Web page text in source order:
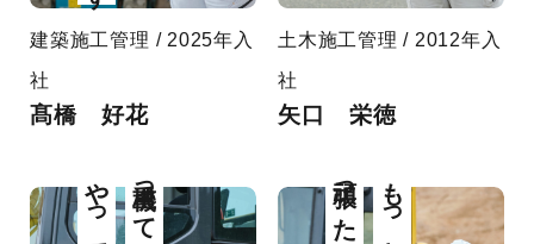
建築施工管理 / 2025年入
社
髙橋 好花
土木施工管理 / 2012年入
社
矢口 栄徳
重機って面白い